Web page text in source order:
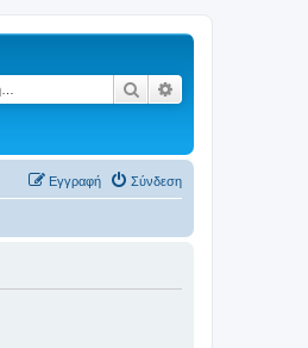
Αναζήτηση
Σύνδεση
Εγγραφή